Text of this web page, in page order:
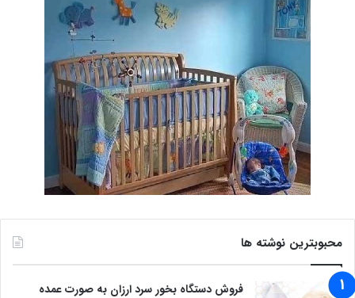
محبوبترین نوشته ها
فروش دستگاه بخور سرد ارزان به صورت عمده